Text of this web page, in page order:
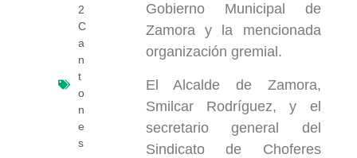
2
C
a
n
t
o
n
e
s
Gobierno Municipal de
Zamora y la mencionada
organización gremial.
El Alcalde de Zamora,
Smilcar Rodríguez, y el
secretario general del
Sindicato de Choferes